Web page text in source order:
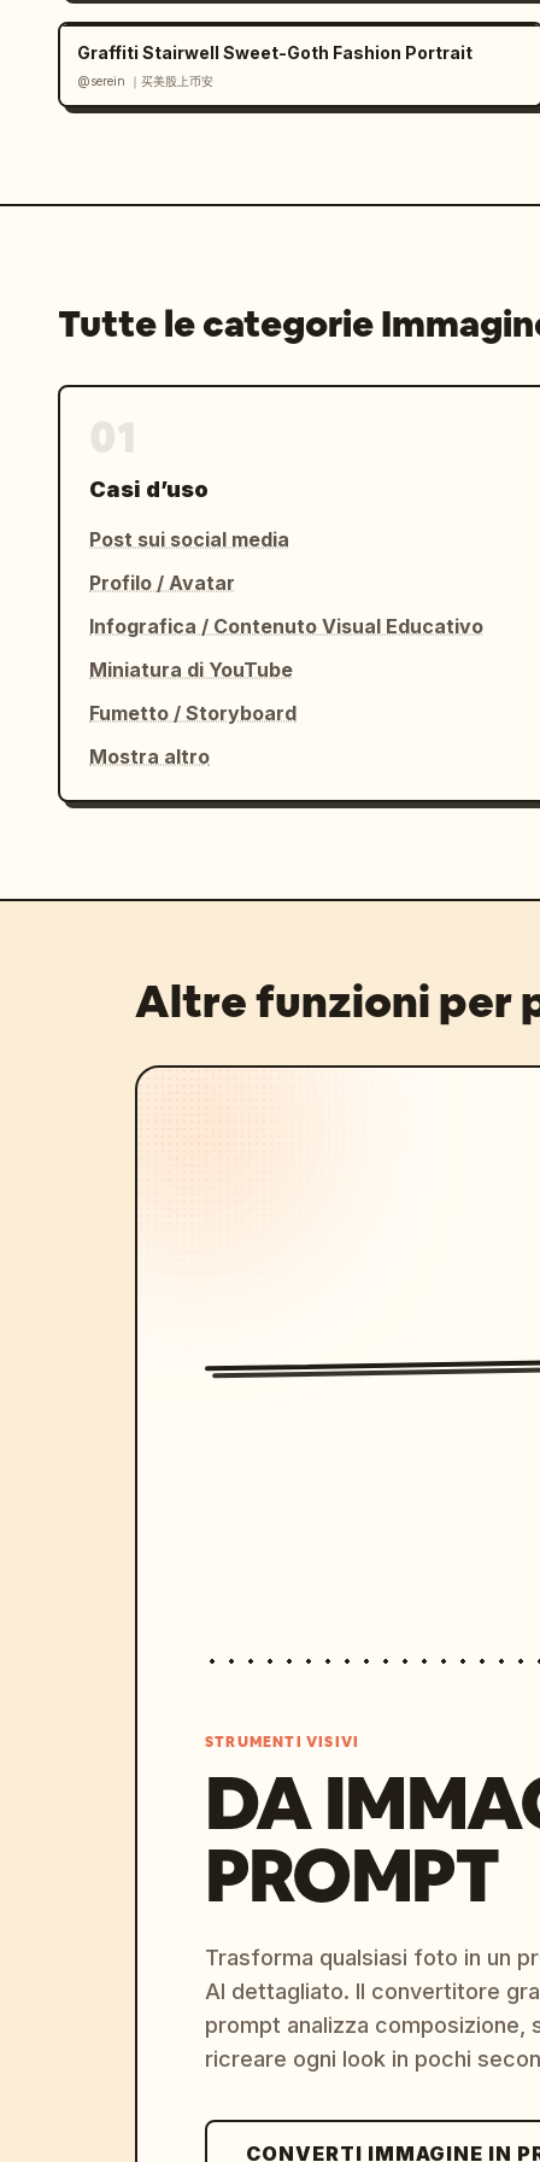
Mood: Rilassato, moderno,
lusso disinvolto.
Negative Prompt:
anime, illustrazione, CGI, cartone
dei vestiti non realistiche, flash
Graffiti Stairwell Sweet-Goth Fashion Portrait
@serein ｜买美股上币安
Tutte le categorie
Casi d’uso
Post sui social media
Profilo / Avatar
Infografica / Contenuto Visual Educativo
Miniatura di YouTube
Fumetto / Storyboard
Mostra altro
Altre funzioni per
STRUMENTI VISIVI
DA
PROMPT
Trasforma qualsiasi foto in un
AI dettagliato. Il convertitore
prompt analizza composizione,
ricreare ogni look in pochi
CONVERTI IMMAGINE IN